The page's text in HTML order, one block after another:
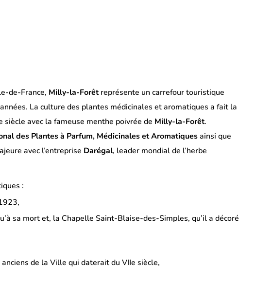
de-France, Milly-la-Forêtreprésente un carrefour touristique
La culture des plantes médicinales et aromatiques a fait la
avec la fameuse menthe poivrée de Milly-la-Forêt.
des Plantes à Parfum, Médicinales et Aromatiquesainsi que
avec l’entreprise Darégal, leader mondial de l’herbe
:
sa mort et, la Chapelle Saint-Blaise-des-Simples, qu’il a décoré
de la Ville qui daterait du VIIe siècle,